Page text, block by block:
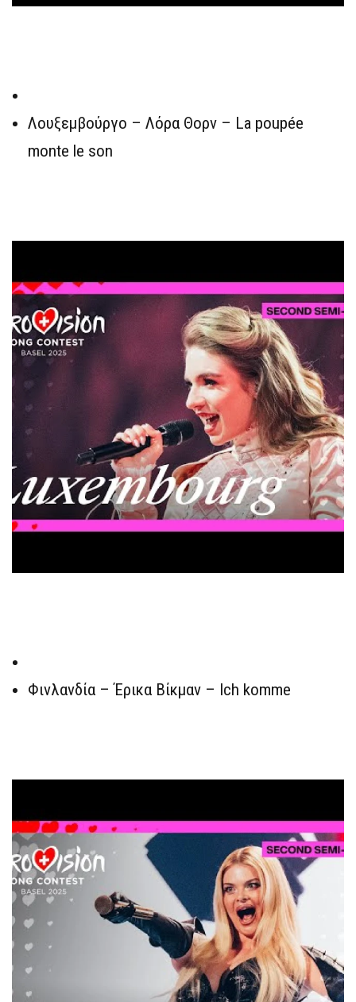
Λουξεμβούργο – Λόρα Θορν – La poupée
monte le son
Φινλανδία – Έρικα Βίκμαν – Ich komme